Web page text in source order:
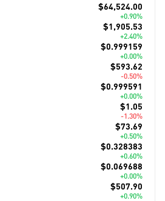
$64,524.00
+0.90%
$1,905.53
+2.40%
$0.999159
+0.00%
$593.62
-0.50%
$0.999591
+0.00%
$1.05
-1.30%
$73.69
+0.50%
$0.328383
+0.60%
$0.069688
+0.00%
$507.90
+0.90%